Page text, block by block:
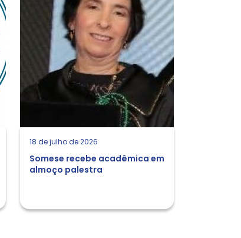
18 de julho de 2026
Somese recebe acadêmica em
almoço palestra